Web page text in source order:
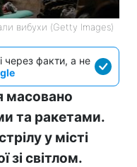
вибухи (Getty Images)
через факти, а не
масовано
та ракетами.
у місті
зі світлом.